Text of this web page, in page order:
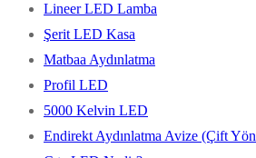
Lineer LED Lamba
Şerit LED Kasa
Matbaa Aydınlatma
Profil LED
5000 Kelvin LED
Endirekt Aydınlatma Avize (Çift